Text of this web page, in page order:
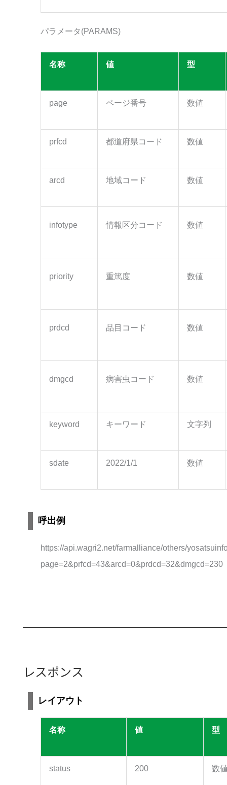
パラメータ(PARAMS)
名称 値 型
page ページ番号 数値
prfcd 都道府県コード 数値
arcd 地域コード 数値
infotype 情報区分コード 数値
priority 重篤度 数値
prdcd 品目コード 数値
dmgcd 病害虫コード 数値
keyword キーワード 文字列
sdate 2022/1/1 数値
呼出例
https://api.wagri2.net/farmalliance/others/
page=2&prfcd=43&arcd=0&prdcd=32&dmgcd=230
レスポンス
レイアウト
名称 値 型
status 200 数